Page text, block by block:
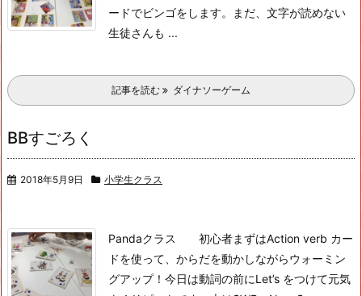
ードでビンゴをします。
まだ、文字が読めない
生徒さんも ...
記事を読む ダイナソーゲーム
BBすごろく
2018年5月9日 小学生クラス
Pandaクラス 初心者まずはAction verb カー
ドを使って、からだを動かしながらウォーミン
グアップ！今日は動詞の前にLet’s をつけて元気